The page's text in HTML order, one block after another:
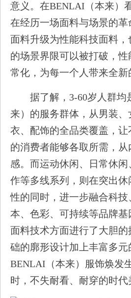
意义。在BENLAI（本来）
在经历一场面料与场景的
面料升级为性能科技面料
的场景界限可以被打破，性
常化，为每一个人带来全新
据了解，3-60岁人群均
来）的服务群体，从男装
衣、配饰的全品类覆盖，让
的消费者能够各取所需，
感。而运动休闲、日常休
作等多线系列，则在突出
性的同时，进一步融合科
本、色彩、可持续等品牌
面料技术方面进行了大胆
础的廓形设计加上丰富多
BENLAI（本来）服饰焕发
时，不失耐看、耐穿的时代